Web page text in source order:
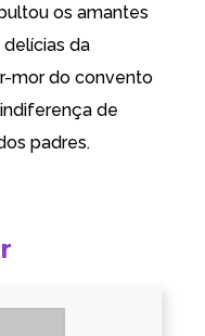
os amantes
da
mor do convento
de
padres.